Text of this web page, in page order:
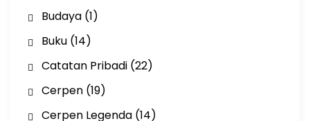
Budaya(1)
Buku(14)
Catatan Pribadi(22)
Cerpen(19)
Cerpen Legenda(14)